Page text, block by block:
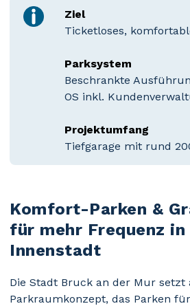
Ziel
Ticketloses,
Parksystem
Beschrankte
OS inkl.
Projektumfang
Tiefgarage mit rund
Komfort-Parken &
für mehr Frequenz in
Innenstadt
Die Stadt Bruck an der Mur setzt
Parkraumkonzept, das Parken